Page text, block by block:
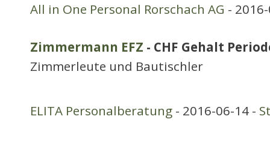
All in One Personal Rorschach AG -
Zimmermann EFZ - CHF Gehalt
Zimmerleute und Bautischler
ELITA Personalberatung - 2016-06-14 -